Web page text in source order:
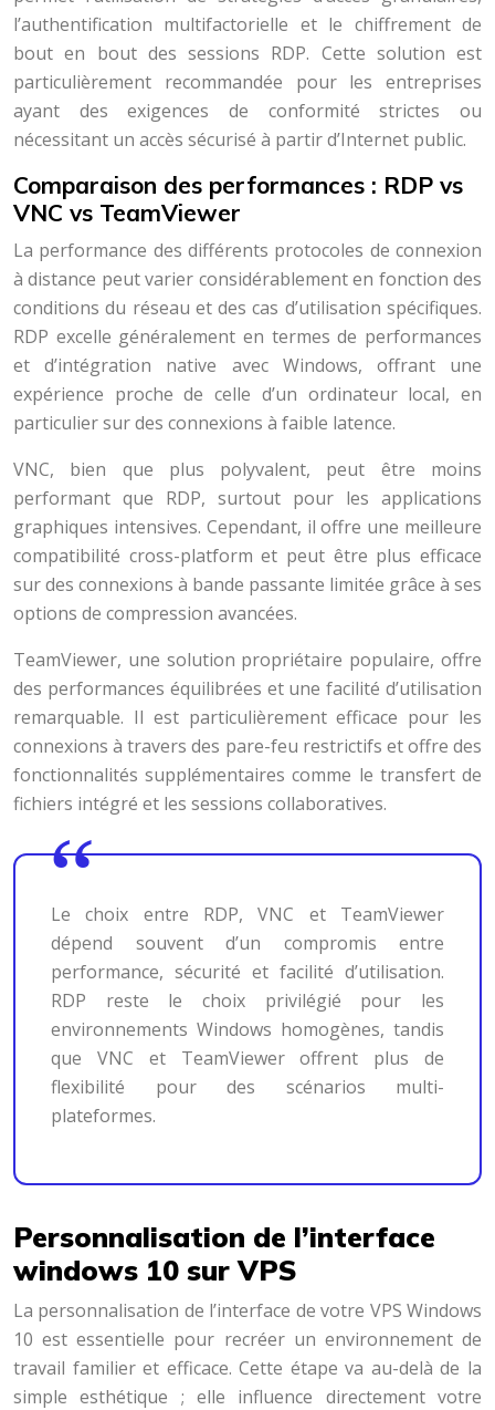
l’authentification multifactorielle et le chiffrement de
bout en bout des sessions RDP. Cette solution est
particulièrement recommandée pour les entreprises
ayant des exigences de conformité strictes ou
nécessitant un accès sécurisé à partir d’Internet public.
Comparaison des performances : RDP vs
VNC vs TeamViewer
La performance des différents protocoles de connexion
à distance peut varier considérablement en fonction des
conditions du réseau et des cas d’utilisation spécifiques.
RDP excelle généralement en termes de performances
et d’intégration native avec Windows, offrant une
expérience proche de celle d’un ordinateur local, en
particulier sur des connexions à faible latence.
VNC, bien que plus polyvalent, peut être moins
performant que RDP, surtout pour les applications
graphiques intensives. Cependant, il offre une meilleure
compatibilité cross-platform et peut être plus efficace
sur des connexions à bande passante limitée grâce à ses
options de compression avancées.
TeamViewer, une solution propriétaire populaire, offre
des performances équilibrées et une facilité d’utilisation
remarquable. Il est particulièrement efficace pour les
connexions à travers des pare-feu restrictifs et offre des
fonctionnalités supplémentaires comme le transfert de
fichiers intégré et les sessions collaboratives.
Le choix entre RDP, VNC et TeamViewer
dépend souvent d’un compromis entre
performance, sécurité et facilité d’utilisation.
RDP reste le choix privilégié pour les
environnements Windows homogènes, tandis
que VNC et TeamViewer offrent plus de
flexibilité pour des scénarios multi-
plateformes.
Personnalisation de l’interface
windows 10 sur VPS
La personnalisation de l’interface de votre VPS Windows
10 est essentielle pour recréer un environnement de
travail familier et efficace. Cette étape va au-delà de la
simple esthétique ; elle influence directement votre